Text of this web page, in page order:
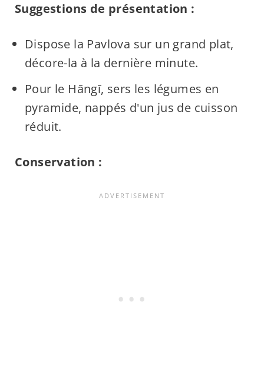
Suggestions de présentation :
Dispose la Pavlova sur un grand plat,
décore-la à la dernière minute.
Pour le Hāngī, sers les légumes en
pyramide, nappés d'un jus de cuisson
réduit.
Conservation :